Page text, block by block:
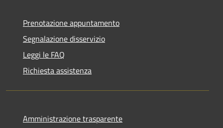
Prenotazione appuntamento
Segnalazione disservizio
Leggi le FAQ
Richiesta assistenza
Amministrazione trasparente